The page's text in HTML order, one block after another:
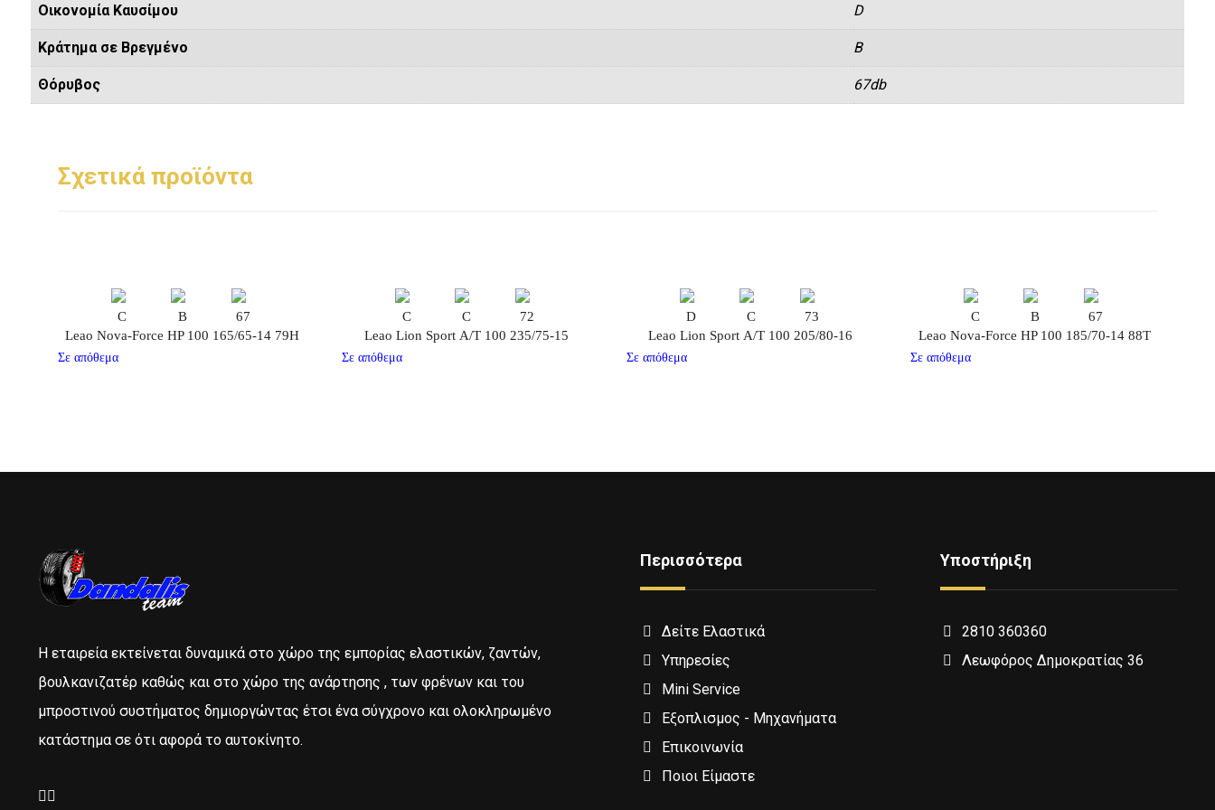
Οικονομία Καυσίμου D
Κράτημα σε Βρεγμένο B
Θόρυβος 67db
Σχετικά προϊόντα
C B
67
Leao Nova-Force HP 100 165/65-14 79H
Σε απόθεμα
C C
72
Leao Lion Sport Α/Τ 100 235/75-15
Σε απόθεμα
D C
73
Leao Lion Sport Α/Τ 100 205/80-16
Σε απόθεμα
C B
67
Leao Nova-Force HP 100 185/70-14 88T
Σε απόθεμα
Η εταιρεία εκτείνεται δυναμικά στο χώρο της εμπορίας ελαστικών, ζαντών,
βουλκανιζατέρ καθώς και στο χώρο της ανάρτησης , των φρένων και του
μπροστινού συστήματος δημιοργώντας έτσι ένα σύγχρονο και ολοκληρωμένο
κατάστημα σε ότι αφορά το αυτοκίνητο.
Περισσότερα
Δείτε Ελαστικά
Υπηρεσίες
Mini Service
Εξοπλισμος - Μηχανήματα
Επικοινωνία
Ποιοι Είμαστε
Υποστήριξη
2810 360360
Λεωφόρος Δημοκρατίας 36